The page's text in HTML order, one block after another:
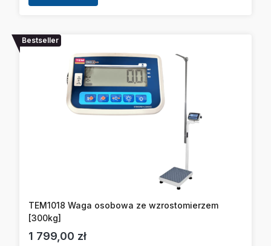
Bestseller
TEM1018 Waga osobowa ze wzrostomierzem
[300kg]
Cena
1 799,00 zł